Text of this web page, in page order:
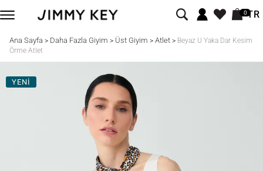
0TR
Ana Sayfa > Daha Fazla Giyim > Üst Giyim > Atlet> Beyaz U Yaka Dar Kesim
Örme Atlet
YENİ